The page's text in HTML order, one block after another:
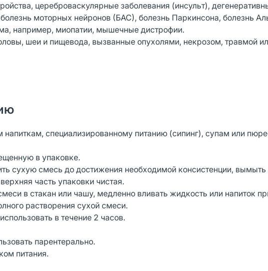
цереброваскулярные заболевания (инсульт),
моторных нейронов (БАС), болезнь Паркинсона, болезнь
например, миопатии, мышечные дистрофии.
шеи и пищевода, вызванные опухолями, некрозом, травмой
специализированному питанию (сипинг), супам или
в упаковке.
сухую смесь до достижения необходимой консистенции, вымыть
часть упаковки чистая.
в стакан или чашу, медленно вливать жидкость или напиток
растворения сухой смеси.
в течение 2 часов.
парентерально.
питания.